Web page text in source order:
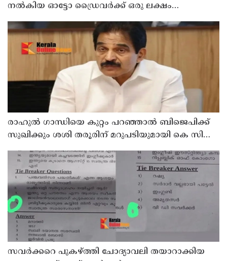
നൽകിയ ഓട്ടോ ഡ്രൈവർക്ക് ഒരു ലക്ഷം
രാഹുല്‍ ഗാന്ധിയെ കുറ്റം പറഞ്ഞാല്‍ ബിജെപിക്ക്
സുഖിക്കും ശശി തരൂരിന് മറുപടിയുമായി കെ സി
സവര്‍ക്കറെ പുകഴ്ത്തി ചോദ്യാവലി തയാറാക്കിയ